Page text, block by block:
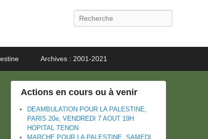
Recherche
Archives : 2001-2021
Actions en cours ou à venir
DEAMBULATION POUR LA PALESTINE,
PARIS 20e, VENDREDI 7 AOUT 19H
HOPITAL TENON
MARCHE POUR LA PALESTINE, SAMEDI